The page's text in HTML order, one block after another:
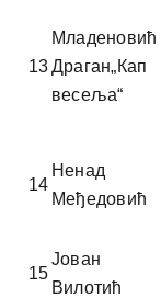
13
Младеновић
Драган„Кап
весеља“
14
Ненад
Међедовић
15
Јован
Вилотић